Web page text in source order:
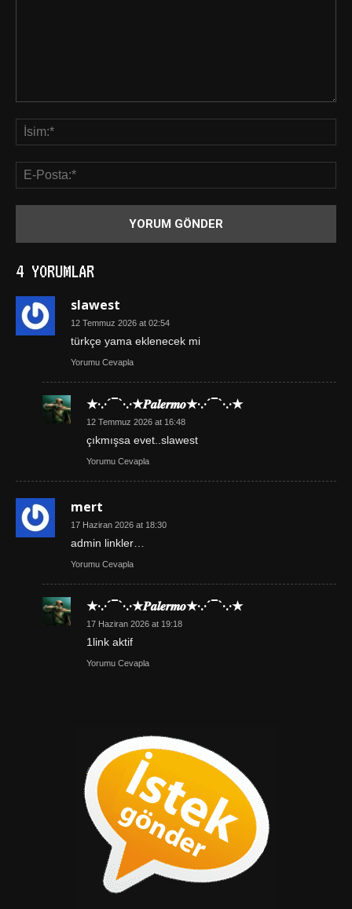
4 YORUMLAR
slawest
12 Temmuz 2026 at 02:54
türkçe yama eklenecek mi
Yorumu Cevapla
★·.·´¯`·.·★𝑷𝒂𝒍𝒆𝒓𝒎𝒐★·.·´¯`·.·★
12 Temmuz 2026 at 16:48
çıkmışsa evet..slawest
Yorumu Cevapla
mert
17 Haziran 2026 at 18:30
admin linkler…
Yorumu Cevapla
★·.·´¯`·.·★𝑷𝒂𝒍𝒆𝒓𝒎𝒐★·.·´¯`·.·★
17 Haziran 2026 at 19:18
1link aktif
Yorumu Cevapla